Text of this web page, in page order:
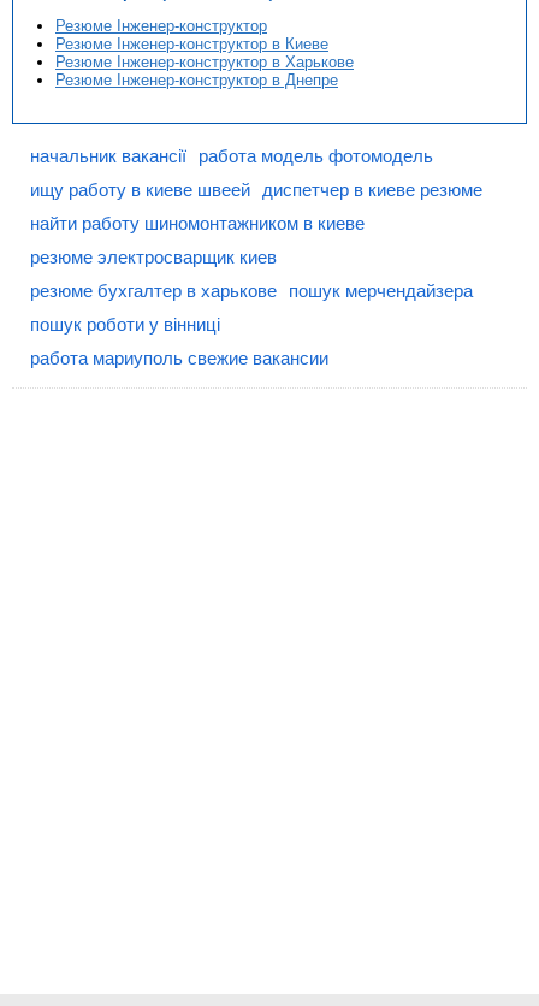
Резюме Інженер-конструктор
Резюме Інженер-конструктор в Киеве
Резюме Інженер-конструктор в Харькове
Резюме Інженер-конструктор в Днепре
начальник вакансії
работа модель фотомодель
ищу работу в киеве швеей диспетчер в киеве резюме
найти работу шиномонтажником в киеве
резюме электросварщик киев
резюме бухгалтер в харькове
пошук мерчендайзера
пошук роботи у вінниці
работа мариуполь свежие вакансии